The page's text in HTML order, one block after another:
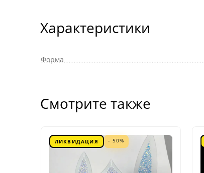
Характеристики
Форма
Смотрите также
ЛИКВИДАЦИЯ - 50%